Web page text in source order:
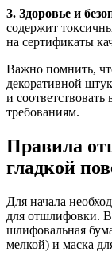
3. Здоровье и
содержит
на сертификаты
Важно помнить,
декоративной
и
требованиям.
Правила
гладкой
Для начала
для отшлифовки.
шлифовальная
мелкой) и маска